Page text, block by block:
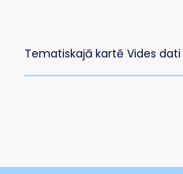
Tematiskajā kartē Vides